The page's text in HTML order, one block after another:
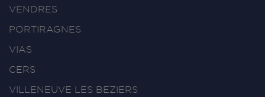
VENDRES
PORTIRAGNES
VIAS
CERS
VILLENEUVE LES BEZIERS